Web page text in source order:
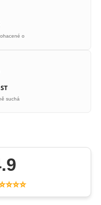
o
suchá